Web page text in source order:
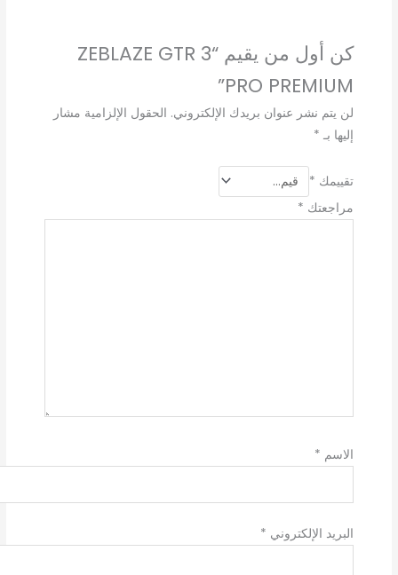
كن أول من يقيم “ZEBLAZE GTR 3
PRO PREMIUM”
لن يتم نشر عنوان بريدك الإلكتروني. الحقول الإلزامية مشار
إليها بـ *
تقييمك *
مراجعتك *
الاسم *
البريد الإلكتروني *